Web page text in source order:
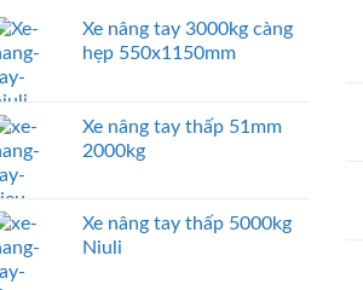
Xe nâng tay 3000kg càng
hẹp 550x1150mm
Xe nâng tay thấp 51mm
2000kg
Xe nâng tay thấp 5000kg
Niuli